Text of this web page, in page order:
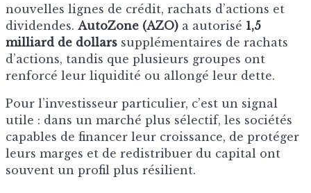
nouvelles lignes de crédit, rachats d’actions et
dividendes. AutoZone (AZO) a autorisé 1,5
milliard de dollars supplémentaires de rachats
d’actions, tandis que plusieurs groupes ont
renforcé leur liquidité ou allongé leur dette.
Pour l’investisseur particulier, c’est un signal
utile : dans un marché plus sélectif, les sociétés
capables de financer leur croissance, de protéger
leurs marges et de redistribuer du capital ont
souvent un profil plus résilient.